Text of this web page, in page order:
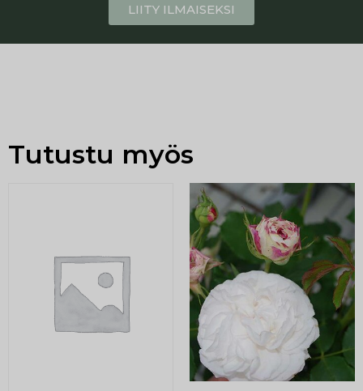
LIITY ILMAISEKSI
Tutustu myös